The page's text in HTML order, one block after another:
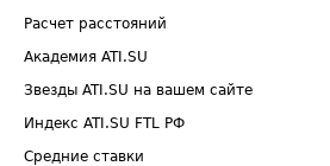
Расчет расстояний
Академия ATI.SU
Звезды ATI.SU на вашем сайте
Индекс ATI.SU FTL РФ
Средние ставки